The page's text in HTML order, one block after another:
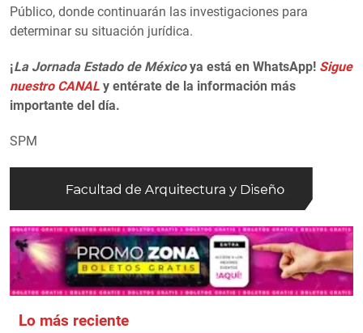
Público, donde continuarán las investigaciones para
determinar su situación jurídica.
¡La Jornada Estado de Méxicoya está en WhatsApp! Sigue
nuestro CANAL y entérate de la información más
importante del día.
SPM
Lo más reciente